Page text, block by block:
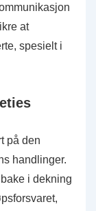
at
spesielt i
på den
handlinger.
i dekning